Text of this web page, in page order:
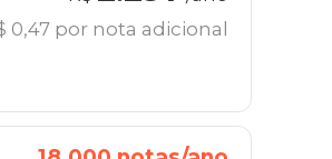
0,47 por nota adicional